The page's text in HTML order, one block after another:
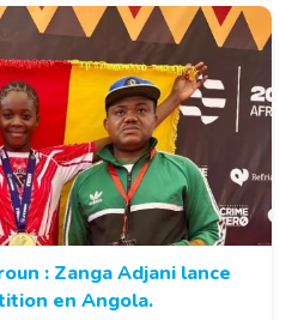
© PFL africa
: Zanga Adjani lance
en Angola.